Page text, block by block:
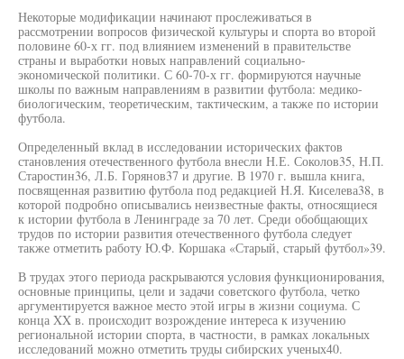
Некоторые модификации начинают прослеживаться в
рассмотрении вопросов физической культуры и спорта во второй
половине 60-х гг. под влиянием изменений в правительстве
страны и выработки новых направлений социально-
экономической политики. С 60-70-х гг. формируются научные
школы по важным направлениям в развитии футбола: медико-
биологическим, теоретическим, тактическим, а также по истории
футбола.
Определенный вклад в исследовании исторических фактов
становления отечественного футбола внесли Н.Е. Соколов35, Н.П.
Старостин36, Л.Б. Горянов37 и другие. В 1970 г. вышла книга,
посвященная развитию футбола под редакцией Н.Я. Киселева38, в
которой подробно описывались неизвестные факты, относящиеся
к истории футбола в Ленинграде за 70 лет. Среди обобщающих
трудов по истории развития отечественного футбола следует
также отметить работу Ю.Ф. Коршака «Старый, старый футбол»39.
В трудах этого периода раскрываются условия функционирования,
основные принципы, цели и задачи советского футбола, четко
аргументируется важное место этой игры в жизни социума. С
конца XX в. происходит возрождение интереса к изучению
региональной истории спорта, в частности, в рамках локальных
исследований можно отметить труды сибирских ученых40.